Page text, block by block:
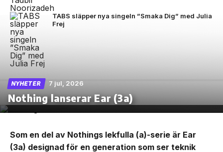
TABS släpper nya singeln ”Smaka Dig” med Julia
Frej
NYHETER 7 jul, 2026
Nothing lanserar Ear (3a)
Som en del av Nothings lekfulla (a)-serie är Ear
(3a) designad för en generation som ser teknik